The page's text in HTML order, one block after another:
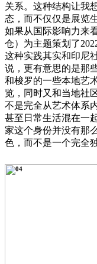
关系。这种结构让我
态，而不仅仅是展览
如果从国际影响力来
仓）为主题策划了
这种实践其实和印尼
说，更有意思的是那
和梭罗的一些本地艺
览，同时又和当地社
不是完全从艺术体系
甚至日常生活混在一
家这个身份并没有那
色，而不是一个完全